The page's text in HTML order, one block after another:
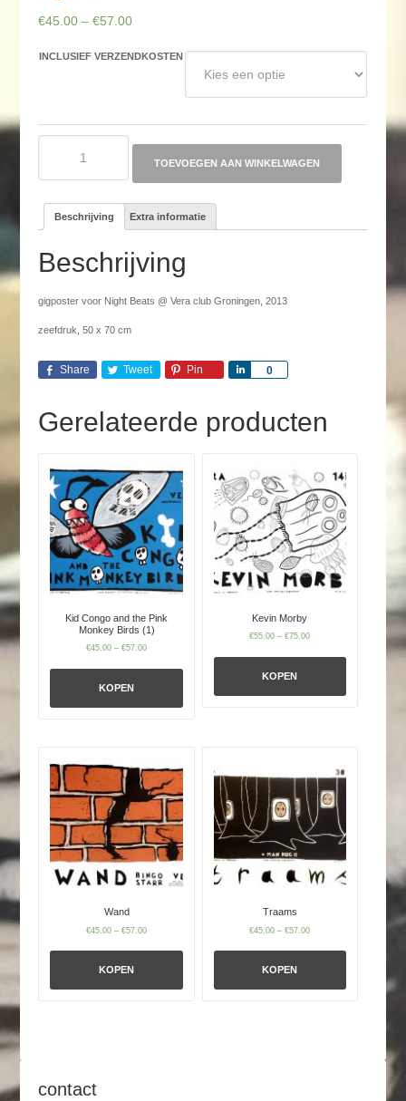
€45.00 –€57.00
INCLUSIEF VERZENDKOSTEN
TOEVOEGEN AAN WINKELWAGEN
Beschrijving Extra informatie
Beschrijving
gigposter voor Night Beats @ Vera club Groningen, 2013
zeefdruk, 50 x 70 cm
Share Tweet Pin 0
Share
Gerelateerde producten
Kid Congo and the Pink
Monkey Birds (1)
€45.00 –€57.00
KOPEN
Kevin Morby
€55.00 –€75.00
KOPEN
Wand
€45.00 –€57.00
KOPEN
Traams
€45.00 –€57.00
KOPEN
contact